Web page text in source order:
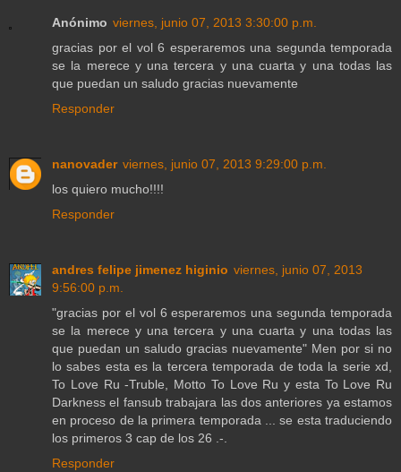
Anónimo viernes, junio 07, 2013 3:30:00 p.m.
gracias por el vol 6 esperaremos una segunda temporada
se la merece y una tercera y una cuarta y una todas las
que puedan un saludo gracias nuevamente
Responder
nanovader viernes, junio 07, 2013 9:29:00 p.m.
los quiero mucho!!!!
Responder
andres felipe jimenez higinio viernes, junio 07, 2013
9:56:00 p.m.
"gracias por el vol 6 esperaremos una segunda temporada
se la merece y una tercera y una cuarta y una todas las
que puedan un saludo gracias nuevamente" Men por si no
lo sabes esta es la tercera temporada de toda la serie xd,
To Love Ru -Truble, Motto To Love Ru y esta To Love Ru
Darkness el fansub trabajara las dos anteriores ya estamos
en proceso de la primera temporada ... se esta traduciendo
los primeros 3 cap de los 26 .-.
Responder